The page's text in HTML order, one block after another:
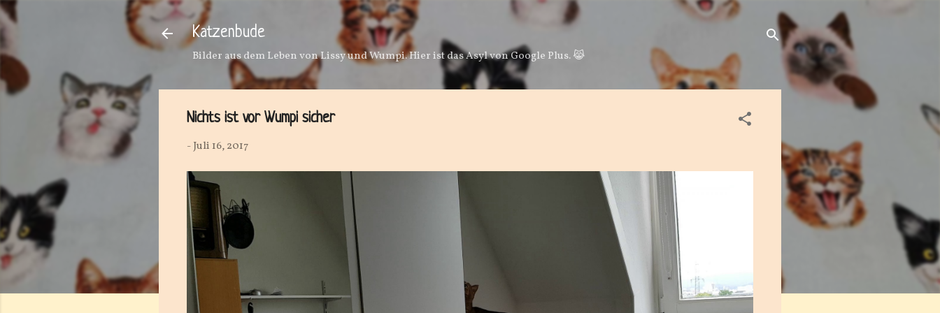
Direkt zum Hauptbereich
Katzenbude
Bilder aus dem Leben von Lissy und Wumpi. Hier ist das Asyl von Google Plus. 😹
Nichts ist vor Wumpi sicher
-Juli 16, 2017